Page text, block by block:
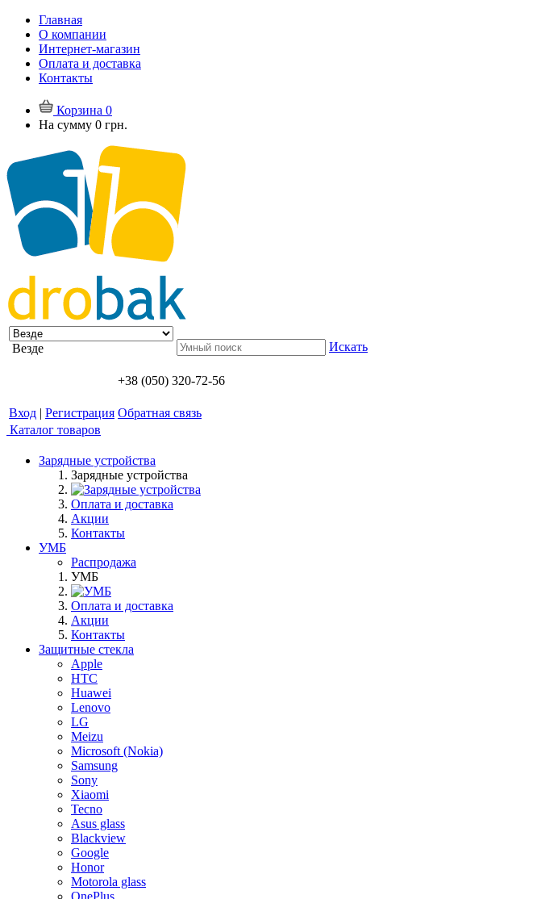
Главная
О компании
Интернет-магазин
Оплата и доставка
Контакты
Корзина 0
На сумму 0 грн.
Везде Искать
+38 (050) 320-72-56
Вход | Регистрация Обратная связь
Каталог товаров
Зарядные устройства
Зарядные устройства
Оплата и доставка
Акции
Контакты
УМБ
Распродажа
УМБ
Оплата и доставка
Акции
Контакты
Защитные стекла
Apple
HTC
Huawei
Lenovo
LG
Meizu
Microsoft (Nokia)
Samsung
Sony
Xiaomi
Tecno
Asus glass
Blackview
Google
Honor
Motorola glass